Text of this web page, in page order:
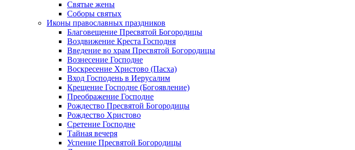
Святые жены
Соборы святых
Иконы православных праздников
Благовещение Пресвятой Богородицы
Воздвижение Креста Господня
Введение во храм Пресвятой Богородицы
Вознесение Господне
Воскресение Христово (Пасха)
Вход Господень в Иерусалим
Крещение Господне (Богоявление)
Преображение Господне
Рождество Пресвятой Богородицы
Рождество Христово
Сретение Господне
Тайная вечеря
Успение Пресвятой Богородицы